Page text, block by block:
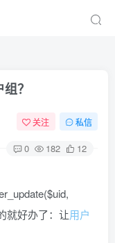
？
关注 私信
0 182 12
就好办了：让用户